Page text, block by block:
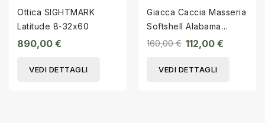
Ottica SIGHTMARK
Latitude 8-32x60
890,00 €
VEDI DETTAGLI
Giacca Caccia Masseria
Softshell Alabama
Verde Fluo
160,00 € 112,00 €
VEDI DETTAGLI